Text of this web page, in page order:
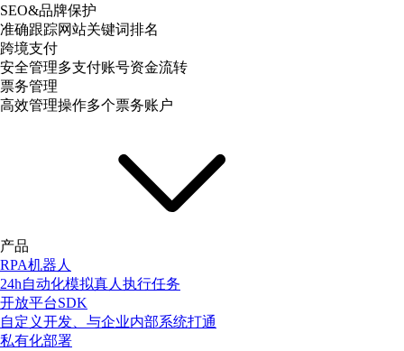
SEO&品牌保护
准确跟踪网站关键词排名
跨境支付
安全管理多支付账号资金流转
票务管理
高效管理操作多个票务账户
产品
RPA机器人
24h自动化模拟真人执行任务
开放平台SDK
自定义开发、与企业内部系统打通
私有化部署